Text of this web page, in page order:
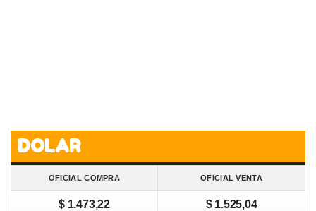
DOLAR
OFICIAL COMPRA OFICIAL VENTA
$ 1.473,22 $ 1.525,04